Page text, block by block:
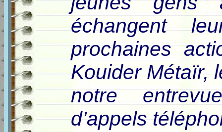
échangent
prochaines
Kouider Métaïr,
notre
d’appels